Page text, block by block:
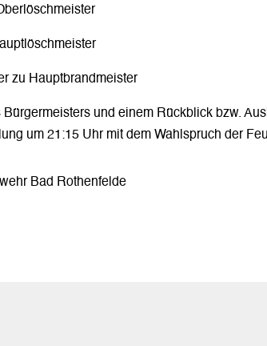
zu Hauptbrandmeister
Bürgermeisters und einem Rückblick bzw.
um 21:15 Uhr mit dem Wahlspruch der
Bad Rothenfelde